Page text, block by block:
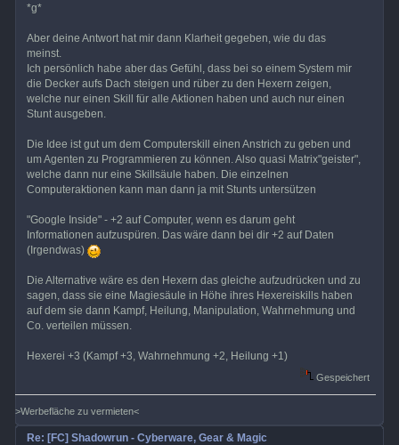
*g*
Aber deine Antwort hat mir dann Klarheit gegeben, wie du das
meinst.
Ich persönlich habe aber das Gefühl, dass bei so einem System mir
die Decker aufs Dach steigen und rüber zu den Hexern zeigen,
welche nur einen Skill für alle Aktionen haben und auch nur einen
Stunt ausgeben.
Die Idee ist gut um dem Computerskill einen Anstrich zu geben und
um Agenten zu Programmieren zu können. Also quasi Matrix"geister",
welche dann nur eine Skillsäule haben. Die einzelnen
Computeraktionen kann man dann ja mit Stunts untersützen
"Google Inside" - +2 auf Computer, wenn es darum geht
Informationen aufzuspüren. Das wäre dann bei dir +2 auf Daten
(Irgendwas)
Die Alternative wäre es den Hexern das gleiche aufzudrücken und zu
sagen, dass sie eine Magiesäule in Höhe ihres Hexereiskills haben
auf dem sie dann Kampf, Heilung, Manipulation, Wahrnehmung und
Co. verteilen müssen.
Hexerei +3 (Kampf +3, Wahrnehmung +2, Heilung +1)
Gespeichert
>Werbefläche zu vermieten<
Re: [FC] Shadowrun - Cyberware, Gear & Magic